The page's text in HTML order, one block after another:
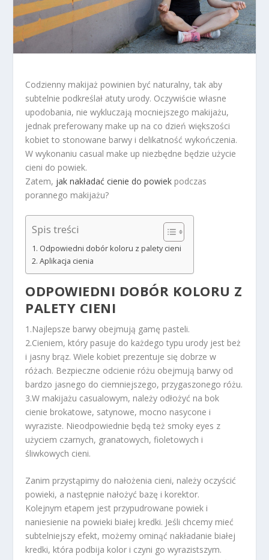
Codzienny makijaż powinien być naturalny, tak aby
subtelnie podkreślał atuty urody. Oczywiście własne
upodobania, nie wykluczają mocniejszego makijażu,
jednak preferowany make up na co dzień większości
kobiet to stonowane barwy i delikatność wykończenia.
W wykonaniu casual make up niezbędne będzie użycie
cieni do powiek.
Zatem, jak nakładać cienie do powiek podczas
porannego makijażu?
Spis treści
Odpowiedni dobór koloru z palety cieni
Aplikacja cienia
ODPOWIEDNI DOBÓR KOLORU Z
PALETY CIENI
1.Najlepsze barwy obejmują gamę pasteli.
2.Cieniem, który pasuje do każdego typu urody jest beż
i jasny brąz. Wiele kobiet prezentuje się dobrze w
różach. Bezpieczne odcienie różu obejmują barwy od
bardzo jasnego do ciemniejszego, przygaszonego różu.
3.W makijażu casualowym, należy odłożyć na bok
cienie brokatowe, satynowe, mocno nasycone i
wyraziste. Nieodpowiednie będą też smoky eyes z
użyciem czarnych, granatowych, fioletowych i
śliwkowych cieni.
Zanim przystąpimy do nałożenia cieni, należy oczyścić
powieki, a następnie nałożyć bazę i korektor.
Kolejnym etapem jest przypudrowane powiek i
naniesienie na powieki białej kredki. Jeśli chcemy mieć
subtelniejszy efekt, możemy ominąć nakładanie białej
kredki, która podbija kolor i czyni go wyrazistszym.